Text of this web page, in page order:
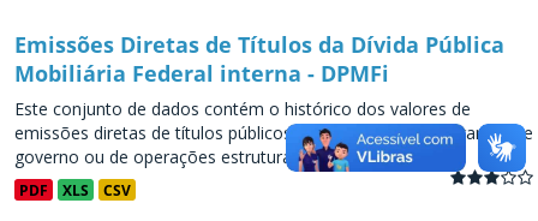
Emissões Diretas de Títulos da Dívida Pública
Mobiliária Federal interna - DPMFi
Este conjunto de dados contém o histórico dos valores de
emissões diretas de títulos públicos, decorrentes de programas de
governo ou de operações estruturadas, a partir de...
PDF XLS CSV